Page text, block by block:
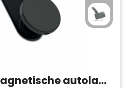
FLECAR - 15W magnetische autolader